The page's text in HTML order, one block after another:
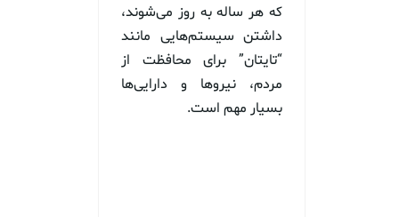
که هر ساله به روز می‌شوند،
داشتن سیستم‌هایی مانند
“تایتان” برای محافظت از
مردم، نیروها و دارایی‌ها
بسیار مهم است.